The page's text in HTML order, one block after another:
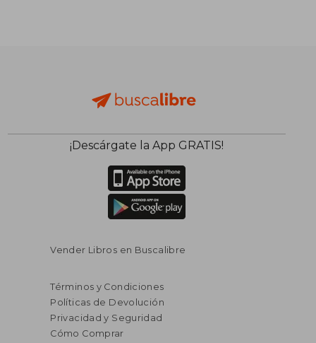
¡Descárgate la App GRATIS!
Vender Libros en Buscalibre
Términos y Condiciones
Políticas de Devolución
Privacidad y Seguridad
Cómo Comprar